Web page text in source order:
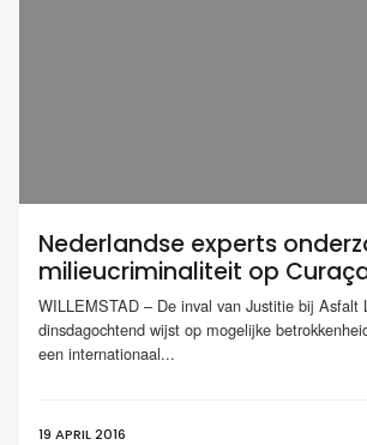
Nederlandse experts
milieucriminaliteit op
WILLEMSTAD – De inval van Justitie bij Asfalt
dinsdagochtend wijst op mogelijke
een internationaal...
19 APRIL 2016